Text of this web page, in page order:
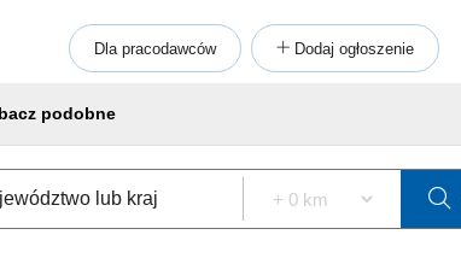
Dla pracodawców Dodaj ogłoszenie
podobne